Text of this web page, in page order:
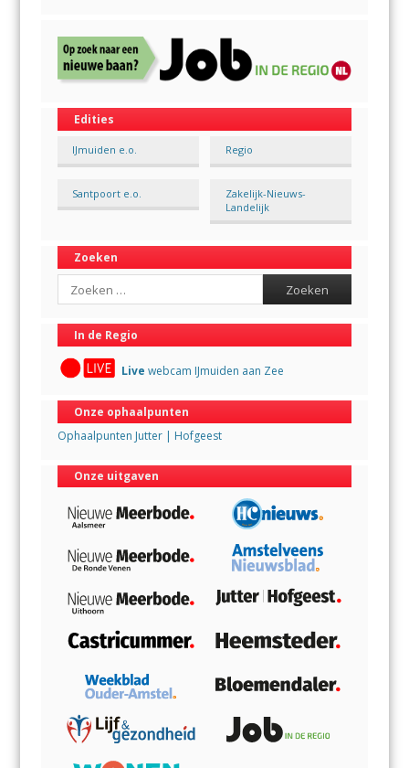
Edities
IJmuiden e.o. Regio
Santpoort e.o.
Zakelijk-Nieuws-
Landelijk
Zoeken
Search
In de Regio
Live webcam IJmuiden aan Zee
Onze ophaalpunten
Ophaalpunten Jutter | Hofgeest
Onze uitgaven